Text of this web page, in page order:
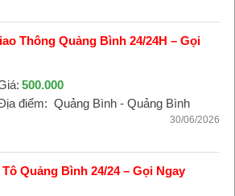
Thông Quảng Bình 24/24H – Gọi
500.000
điểm: Quảng Bình - Quảng Bình
30/06/2026
Quảng Bình 24/24 – Gọi Ngay